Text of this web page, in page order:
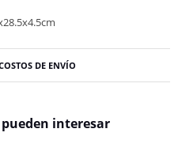
DE ENVÍO
interesar